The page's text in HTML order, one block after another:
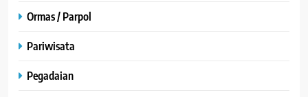
Ormas / Parpol
Pariwisata
Pegadaian